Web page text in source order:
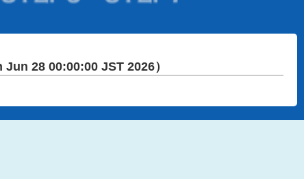
28 00:00:00 JST 2026）